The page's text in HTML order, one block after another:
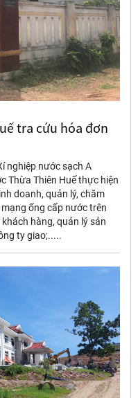
tra cứu hóa đơn
nghiệp nước sạch A
Thừa Thiên Huế thực hiện
doanh, quản lý, chăm
ống cấp nước trên
hàng, quản lý sản
ty giao;.....